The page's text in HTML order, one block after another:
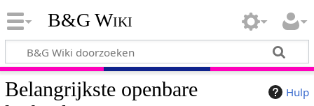
B&G Wiki
Hulp
Belangrijkste openbare